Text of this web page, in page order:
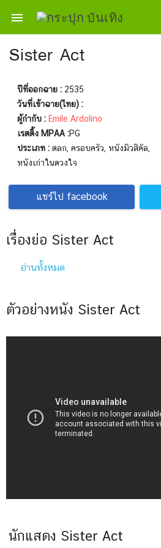

Sister Act
ปีที่ออกฉาย : 2535
วันที่เข้าฉาย(ไทย) :
ผู้กำกับ : Emile Ardolino
เรตติ้ง MPAA :PG
ประเภท : ตลก, ครอบครัว, หนังมิวสิคัล,
หนังเก่าในดวงใจ
แชร์ไป facebook
เรื่องย่อ Sister Act
อ่านทั้งหมด
ตัวอย่างหนัง Sister Act
นักแสดง Sister Act